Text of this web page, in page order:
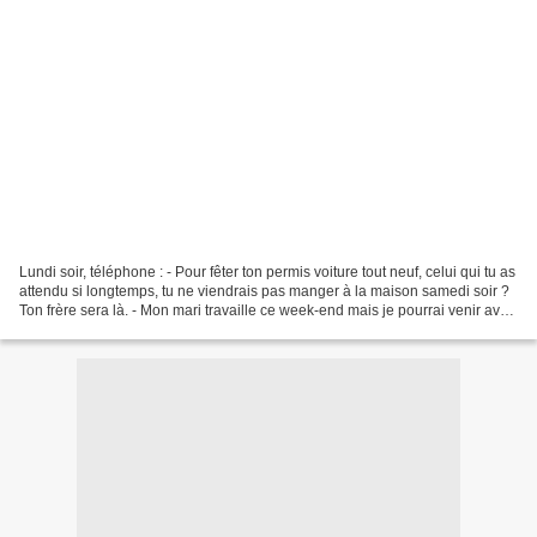
Lundi soir, téléphone : - Pour fêter ton permis voiture tout neuf, celui qui tu as
attendu si longtemps, tu ne viendrais pas manger à la maison samedi soir ?
Ton frère sera là. - Mon mari travaille ce week-end mais je pourrai venir avec